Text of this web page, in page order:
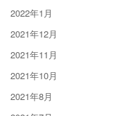
2022年1月
2021年12月
2021年11月
2021年10月
2021年8月